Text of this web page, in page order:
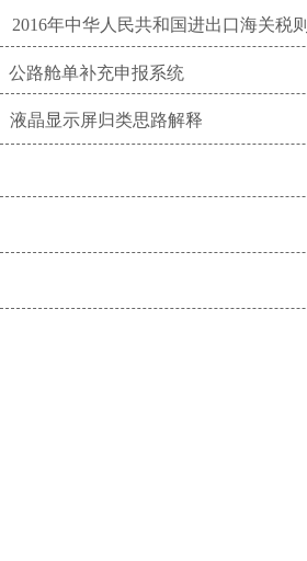
2016年中华人民共和国进出口海关税则
公路舱单补充申报系统
液晶显示屏归类思路解释